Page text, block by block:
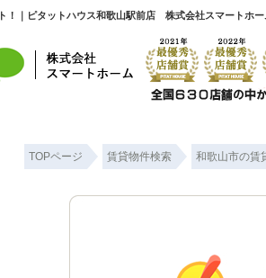
！｜ピタットハウス和歌山駅前店 株式会社スマートホー
TOPページ 賃貸物件検索 和歌山市の賃